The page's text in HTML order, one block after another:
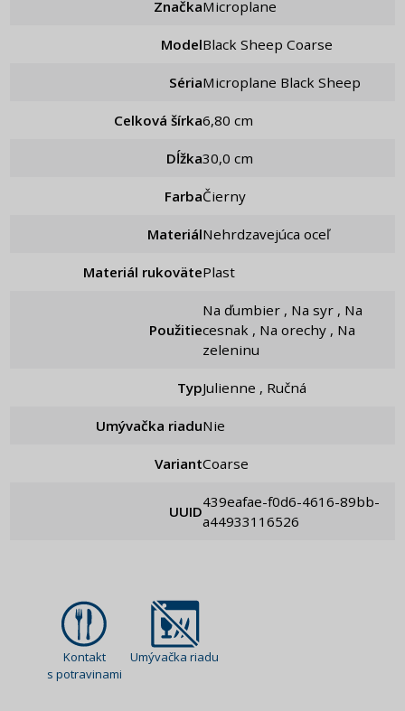
Značka Microplane
Model Black Sheep Coarse
Séria Microplane Black Sheep
Celková šírka 6,80 cm
Dĺžka 30,0 cm
Farba Čierny
Materiál Nehrdzavejúca oceľ
Materiál rukoväte Plast
Použitie
Na ďumbier , Na syr , Na
cesnak , Na orechy , Na
zeleninu
Typ Julienne , Ručná
Umývačka riadu Nie
Variant Coarse
UUID
439eafae-f0d6-4616-89bb-
a44933116526
Kontakt
s potravinami
Umývačka riadu